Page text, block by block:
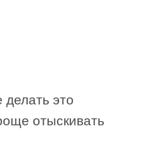
делать это
отыскивать